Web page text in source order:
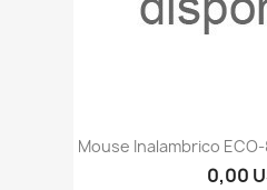
Mouse Inalambrico
0,00